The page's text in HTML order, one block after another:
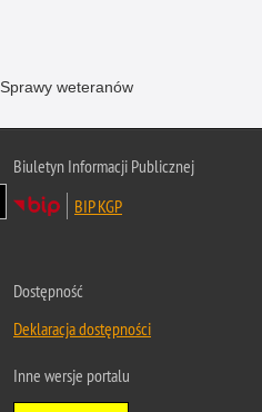
Sprawy weteranów
Biuletyn Informacji Publicznej
BIP KGP
Dostępność
Deklaracja dostępności
Inne wersje portalu